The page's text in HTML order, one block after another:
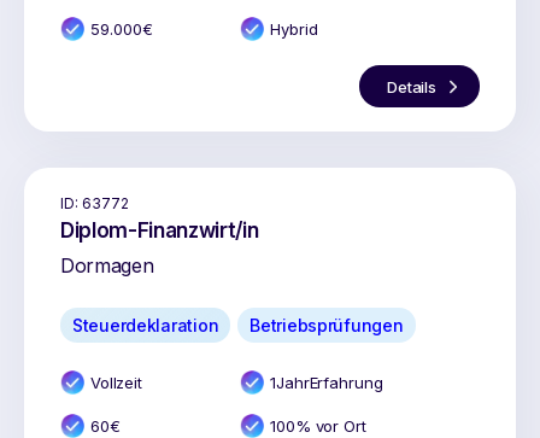
59.000€ Hybrid
Details
ID: 63772
Diplom-Finanzwirt/in
Dormagen
Steuerdeklaration Betriebsprüfungen
Vollzeit 1JahrErfahrung
60€ 100% vor Ort